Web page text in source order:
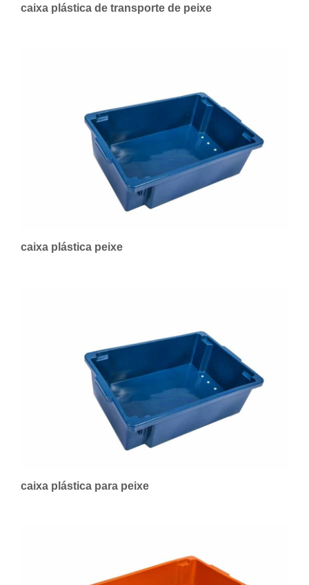
caixa plástica de transporte de peixe
caixa plástica peixe
caixa plástica para peixe